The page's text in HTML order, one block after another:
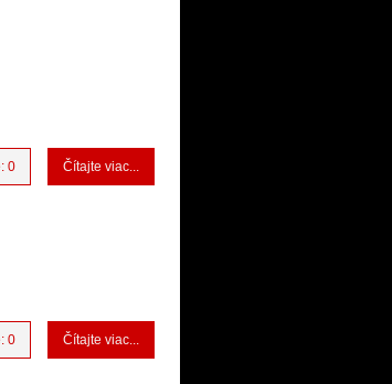
Čítajte viac...
0
Čítajte viac...
0